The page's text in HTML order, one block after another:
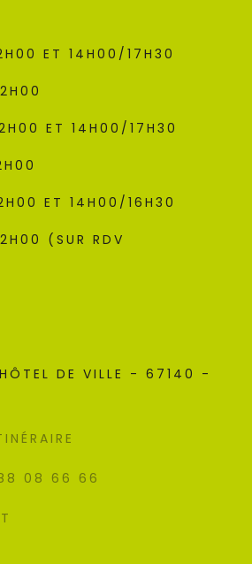
ET 14H00/17H30
ET 14H00/17H30
ET 14H00/16H30
(SUR RDV
DE VILLE - 67140 -
08 66 66